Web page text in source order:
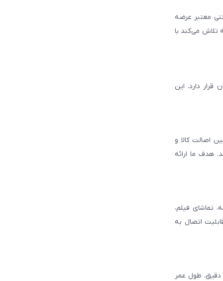
معتبر عرضه
تلاش می‌کند با
دارد. این
اصالت کالا و
هدف ما ارائه
تماشای فیلم،
اتصال به
دقیق، طول عمر